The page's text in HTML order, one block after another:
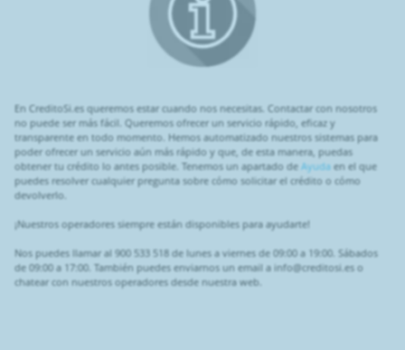
En CreditoSi.es queremos estar cuando nos necesitas. Contactar con nosotros
no puede ser más fácil. Queremos ofrecer un servicio rápido, eficaz y
transparente en todo momento. Hemos automatizado nuestros sistemas para
poder ofrecer un servicio aún más rápido y que, de esta manera, puedas
obtener tu crédito lo antes posible. Tenemos un apartado de Ayuda en el que
puedes resolver cualquier pregunta sobre cómo solicitar el crédito o cómo
devolverlo.
¡Nuestros operadores siempre están disponibles para ayudarte!
Nos puedes llamar al 900 533 518 de lunes a viernes de 09:00 a 19:00. Sábados
de 09:00 a 17:00. También puedes enviarnos un email a info@creditosi.es o
chatear con nuestros operadores desde nuestra web.